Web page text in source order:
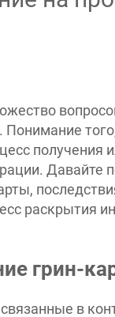
получения
Давайте
раскрытия
грин-
в